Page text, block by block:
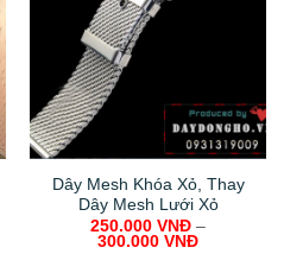
Dây Mesh Khóa Xỏ, Thay
Dây Mesh Lưới Xỏ
250.000 VNĐ –
300.000 VNĐ